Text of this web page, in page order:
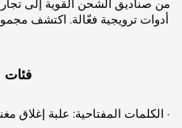
الشحن القوية إلى تجارب البيع
فعّالة. اكتشف مجموعة حلول
فئات
·
المفتاحية: علبة إغلاق